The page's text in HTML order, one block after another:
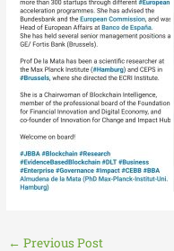
← Previous Post